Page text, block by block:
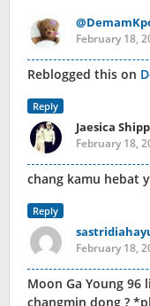
February 18,
Reblogged this on
Reply
Jaesica
February 18,
chang kamu hebat
Reply
February 18,
Moon Ga Young 96
changmin dong ?